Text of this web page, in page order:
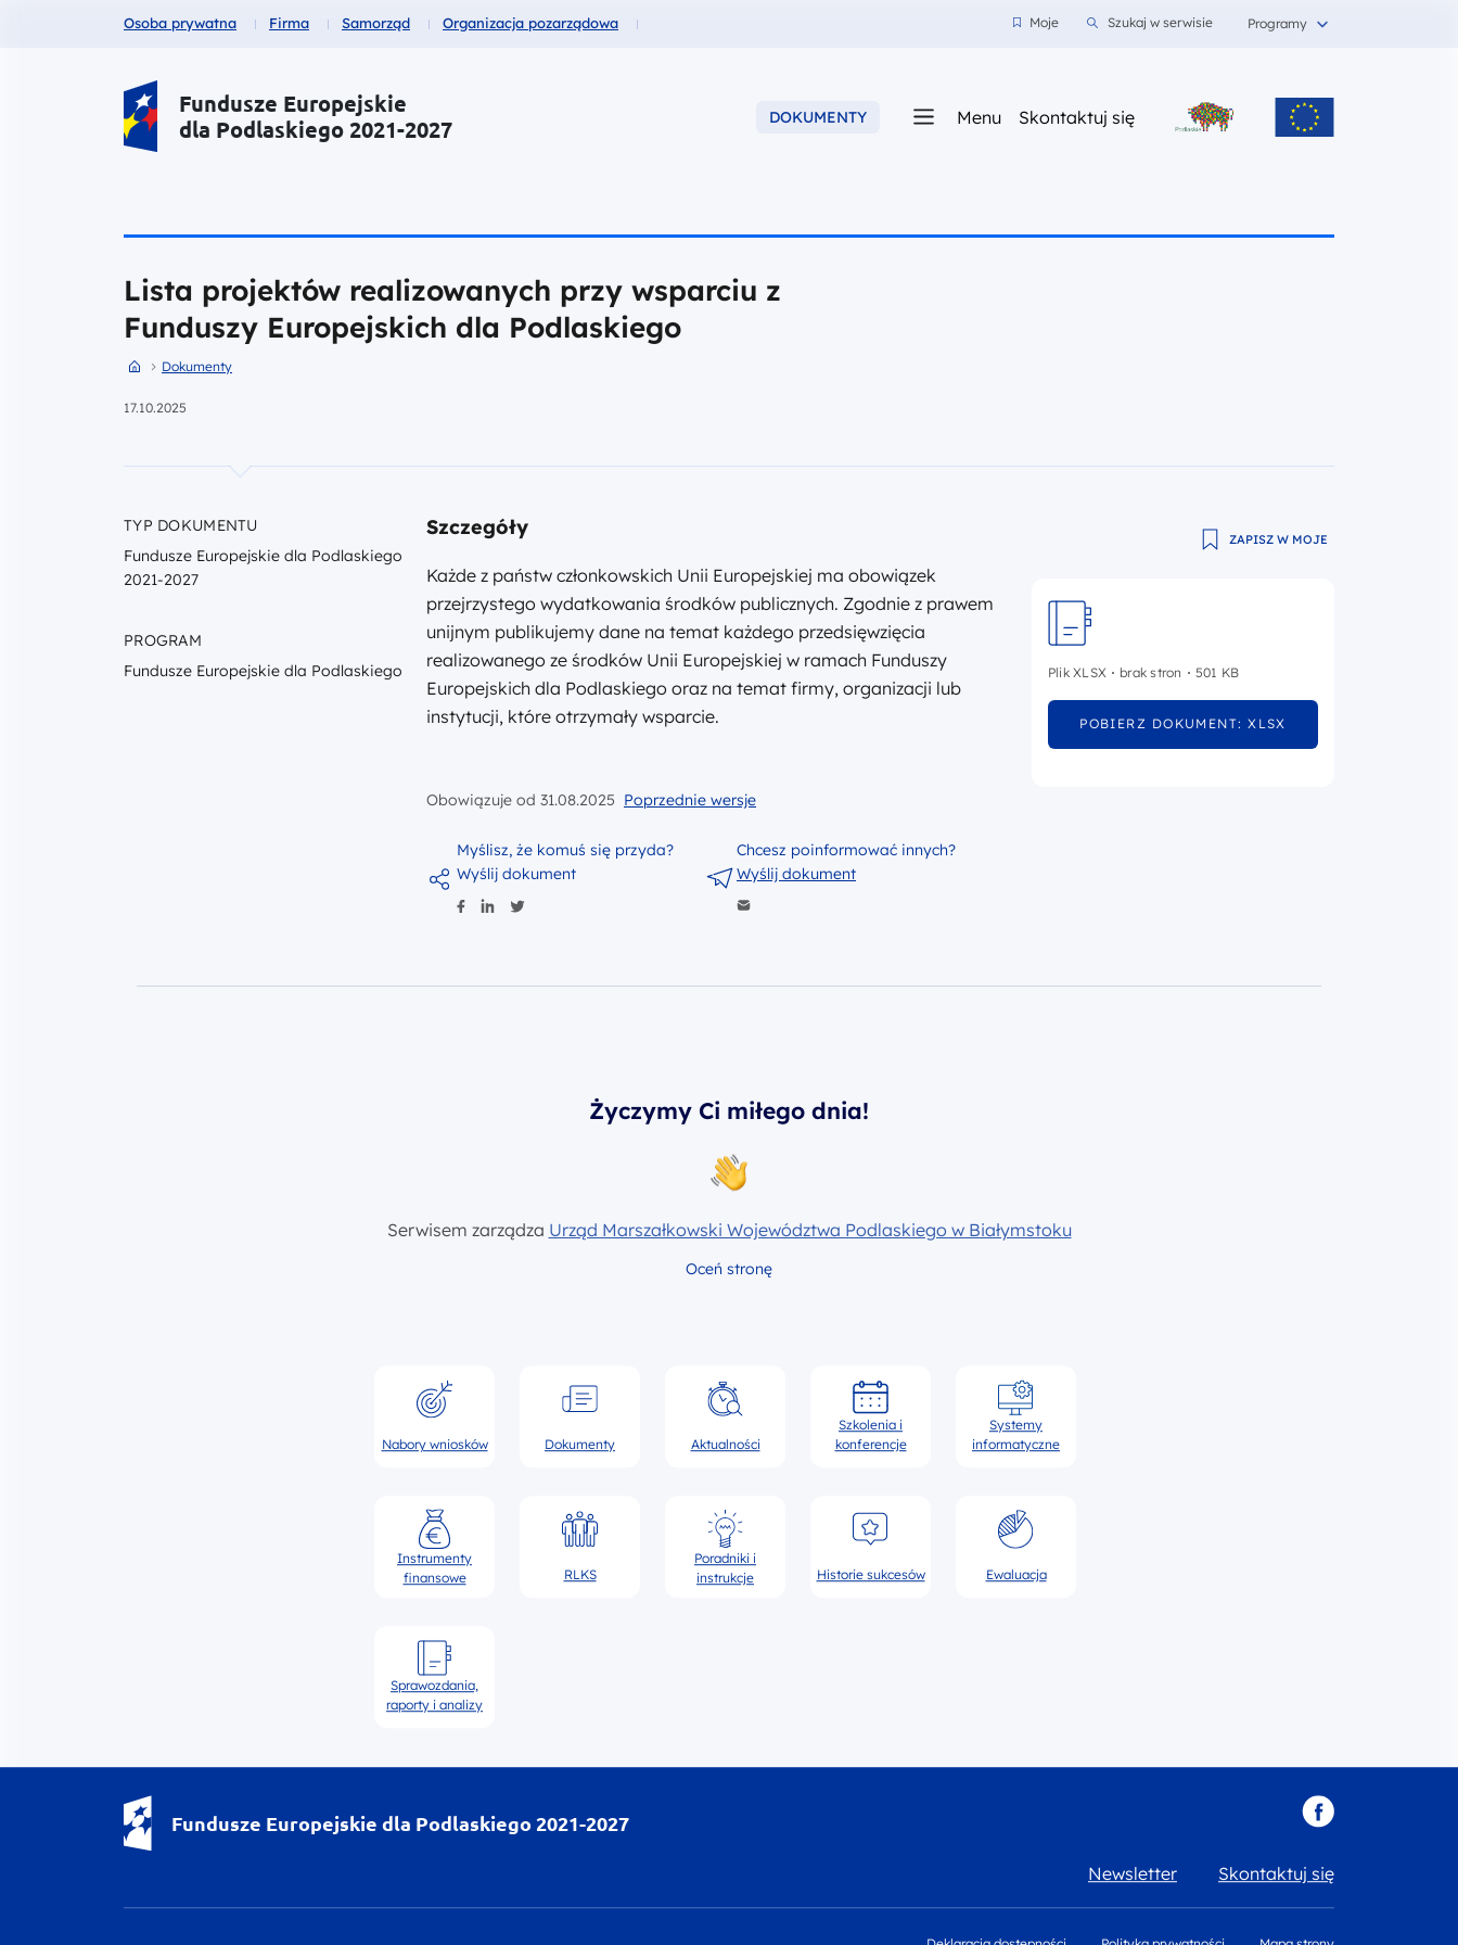
Fundusze dla
Osoba prywatna Fundusze dla
Firma Fundusze dla
Samorząd Fundusze dla
Organizacja pozarządowa Moje
wnioski Szukaj w serwisie Programy
Portal Funduszy Europejskich
Fundusze Europejskie
dla Podlaskiego 2021-2027
DOKUMENTY Menu Skontaktuj sięz nami
Lista projektów realizowanych przy wsparciu z
Funduszy Europejskich dla Podlaskiego
Przejdź do strony głównej portalu
DokumentyPrzejdź do Dokumenty
17.10.2025
TYP DOKUMENTU
Fundusze Europejskie dla Podlaskiego
2021-2027
PROGRAM
Fundusze Europejskie dla Podlaskiego
Szczegóły
Każde z państw członkowskich Unii Europejskiej ma obowiązek
przejrzystego wydatkowania środków publicznych. Zgodnie z prawem
unijnym publikujemy dane na temat każdego przedsięwzięcia
realizowanego ze środków Unii Europejskiej w ramach Funduszy
Europejskich dla Podlaskiego oraz na temat firmy, organizacji lub
instytucji, które otrzymały wsparcie.
Obowiązuje od 31.08.2025 Poprzednie wersje
Myślisz, że komuś się przyda?
Wyślij dokument
Chcesz poinformować innych?
Wyślij dokument
ZAPISZ W MOJE
Plik XLSX brak stron 501 KB
POBIERZ DOKUMENT: XLSX
Życzymy Ci miłego dnia!
Serwisem zarządza Urząd Marszałkowski Województwa Podlaskiego w Białymstoku
Oceń stronę
Nabory wniosków Dokumenty Aktualności
Szkolenia i
konferencje
Systemy
informatyczne
Instrumenty
finansowe
RLKS
Poradniki i
instrukcje
Historie sukcesów Ewaluacja
Sprawozdania,
raporty i analizy
Fundusze Europejskie dla Podlaskiego 2021-2027
Newsletter Skontaktuj się